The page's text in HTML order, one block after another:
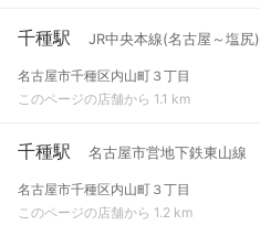
千種駅 JR中央本線(名古屋～塩尻)
名古屋市千種区内山町３丁目
このページの店舗から 1.1 km
千種駅 名古屋市営地下鉄東山線
名古屋市千種区内山町３丁目
このページの店舗から 1.2 km